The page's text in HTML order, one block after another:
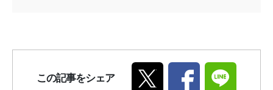
この記事をシェア